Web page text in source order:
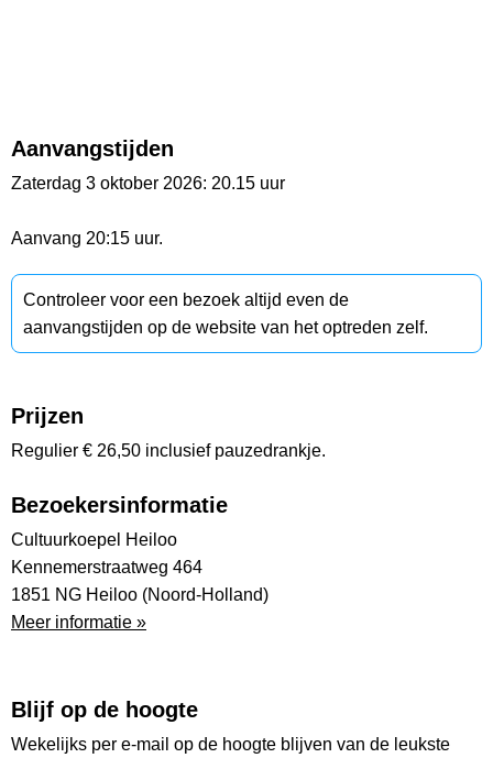
Aanvangstijden
Zaterdag 3 oktober 2026: 20.15 uur
Aanvang 20:15 uur.
Controleer voor een bezoek altijd even de
aanvangstijden op de website van het optreden zelf.
Prijzen
Regulier € 26,50 inclusief pauzedrankje.
Bezoekersinformatie
Cultuurkoepel Heiloo
Kennemerstraatweg 464
1851 NG Heiloo (Noord-Holland)
Meer informatie »
Blijf op de hoogte
Wekelijks per e-mail op de hoogte blijven van de leukste